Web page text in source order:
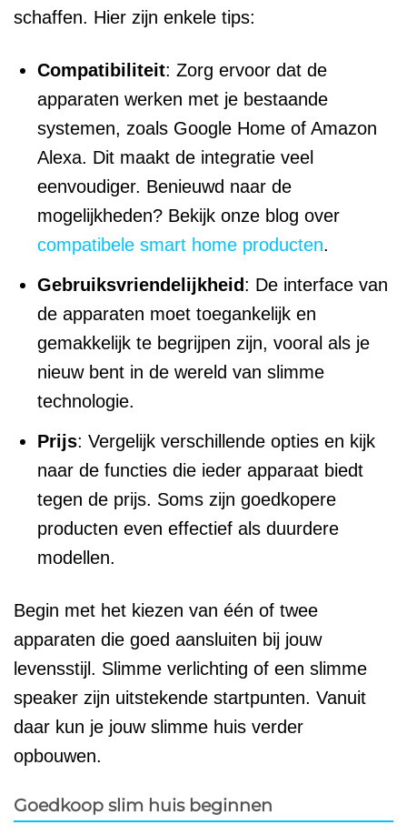
schaffen. Hier zijn enkele tips:
Compatibiliteit: Zorg ervoor dat de
apparaten werken met je bestaande
systemen, zoals Google Home of Amazon
Alexa. Dit maakt de integratie veel
eenvoudiger. Benieuwd naar de
mogelijkheden? Bekijk onze blog over
compatibele smart home producten.
Gebruiksvriendelijkheid: De interface van
de apparaten moet toegankelijk en
gemakkelijk te begrijpen zijn, vooral als je
nieuw bent in de wereld van slimme
technologie.
Prijs: Vergelijk verschillende opties en kijk
naar de functies die ieder apparaat biedt
tegen de prijs. Soms zijn goedkopere
producten even effectief als duurdere
modellen.
Begin met het kiezen van één of twee
apparaten die goed aansluiten bij jouw
levensstijl. Slimme verlichting of een slimme
speaker zijn uitstekende startpunten. Vanuit
daar kun je jouw slimme huis verder
opbouwen.
Goedkoop slim huis beginnen